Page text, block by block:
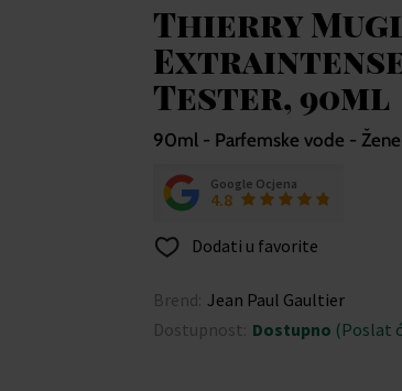
Thierry
Tester, 90ml
90ml - Parfemske vode - Žene
Google Ocjena
4.8
Dodati u favorite
Brend: Jean Paul Gaultier
Dostupnost: Dostupno (Poslat